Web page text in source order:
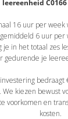
leereenheid
16 uur per
6 uur per
je in het totaal zes
gedurende je
bedraagt
We kiezen bewust
voorkomen en
kosten.